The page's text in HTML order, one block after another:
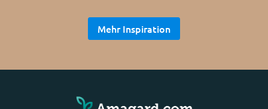
Mehr Inspiration